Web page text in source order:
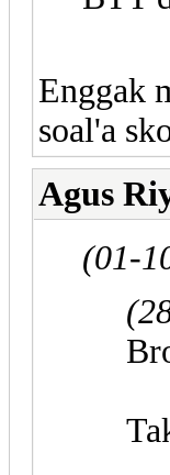
Enggak
soal'a
Agus
(01-